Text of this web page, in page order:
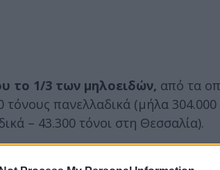
το 1/3 των μηλοειδών, από τα
τόνους πανελλαδικά (μήλα
– 43.300 τόνοι στη Θεσσαλία).
βροχοπτώσεις και τις